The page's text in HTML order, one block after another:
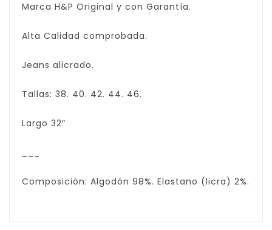
Marca H&P Original y con Garantía.
Alta Calidad comprobada.
Jeans alicrado.
Tallas: 38. 40. 42. 44. 46.
Largo 32″
Composición: Algodón 98%. Elastano (licra) 2%.